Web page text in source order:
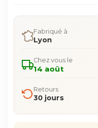
Fabriqué à
Lyon
Chez vous le
14 août
Retours
30 jours